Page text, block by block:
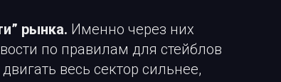
рынка. Именно через них
по правилам для стейблов
весь сектор сильнее,